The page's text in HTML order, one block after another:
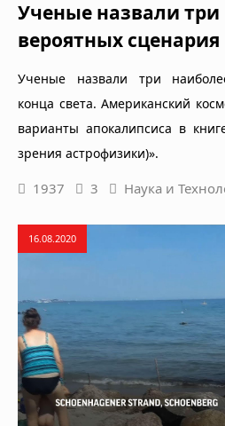
Ученые назвали три
вероятных сценария
Ученые назвали три
конца света. Американский
варианты апокалипсиса в
зрения астрофизики)».
1937 3 Наука и
16.08.2020